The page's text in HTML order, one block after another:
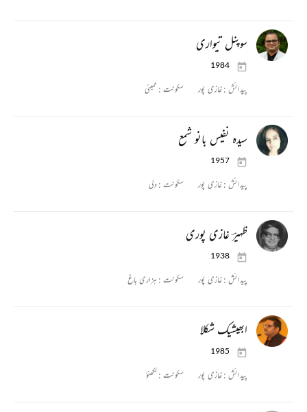
سوپنل تیواری
1984
پیدائش :غازی پور سکونت : ممبئی
سیدہ نفیس بانو شمع
1957
پیدائش :غازی پور سکونت :دلی
ظہیرؔ غازی پوری
1938
پیدائش :غازی پور سکونت : ہزاری باغ
ابھیشیک شکلا
1985
پیدائش :غازی پور سکونت : لکھنؤ